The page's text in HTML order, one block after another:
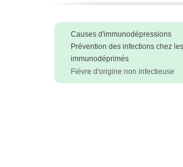
Causes d'immunodépressions
Prévention des infections chez
immunodéprimés
Fièvre d'origine non infectieuse